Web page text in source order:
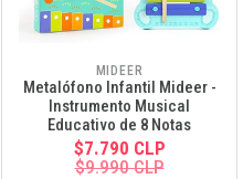
MIDEER
Metalófono Infantil Mideer -
Instrumento Musical
Educativo de 8 Notas
$7.790 CLP
$9.990 CLP